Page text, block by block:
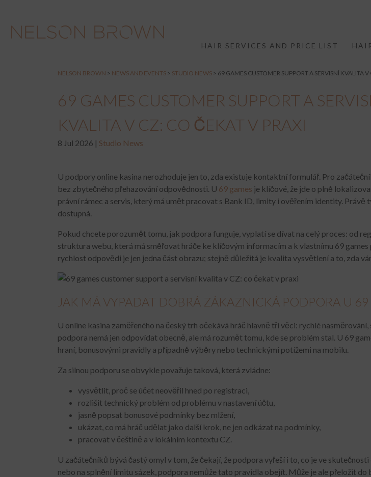
HAIR SERVICES AND PRICE LIST
NELSON BROWN > NEWS AND EVENTS > STUDIO NEWS > 69 GAMES CUSTOMER SUPPORT A SERVISNÍ KVALITA
69 GAMES CUSTOMER SUPPORT A
KVALITA V CZ: CO ČEKAT V PRAXI
8 Jul 2026 | Studio News
U podpory online kasina nerozhoduje jen to, zda existuje kontaktní formulář. Pro
bez zbytečného přehazování odpovědnosti. U 69 games je klíčové, že jde o plně
právní rámec a servis, který má umět pracovat s Bank ID, limity i ověřením identity.
dostupná.
Pokud chcete porozumět tomu, jak podpora funguje, vyplatí se dívat na celý proces: od
struktura webu, která má směřovat hráče ke klíčovým informacím a k vlastnímu 69
rychlost odpovědi je jen jedna část obrazu; stejně důležitá je kvalita vysvětlení a to, zda
JAK MÁ VYPADAT DOBRÁ ZÁKAZNICKÁ PODPORA U
U online kasina zaměřeného na český trh očekává hráč hlavně tři věci: rychlé
podpora nemá jen odpovídat obecně, ale má rozumět tomu, kde se problém stal. U 69
hraní, bonusovými pravidly a případně výběry nebo technickými potížemi na mobilu.
Za silnou podporu se obvykle považuje taková, která zvládne:
vysvětlit, proč se účet neověřil hned po registraci,
rozlišit technický problém od problému v nastavení účtu,
jasně popsat bonusové podmínky bez mlžení,
ukázat, co má hráč udělat jako další krok, ne jen odkázat na podmínky,
pracovat v češtině a v lokálním kontextu CZ.
U začátečníků bývá častý omyl v tom, že čekají, že podpora vyřeší i to, co je ve
nebo na splnění limitu sázek, podpora nemůže tato pravidla obejít. Může je ale přeložit do